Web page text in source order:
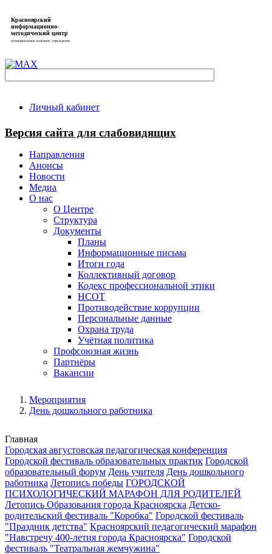
Красноярский
информационно-
методический центр
муниципальное казённое учреждение
Личный кабинет
Версия сайта для слабовидящих
Направления
Анонсы
Новости
Медиа
О нас
О Центре
Структура
Документы
Планы
Информационные письма
Итоги года
Коллективный договор
Кодекс профессиональной этики
НСОТ
Противодействие коррупции
Персональные данные
Охрана труда
Учётная политика
Профсоюзная жизнь
Партнёры
Вакансии
Мероприятия
День дошкольного работника
Главная
Городская августовская педагогическая конференция
Городской фестиваль образовательных практик Городской
образовательный форум День учителя День дошкольного
работника Летопись победы ГОРОДСКОЙ
ПСИХОЛОГИЧЕСКИЙ МАРАФОН ДЛЯ РОДИТЕЛЕЙ
Летопись Образования города Красноярска Детско-
родительский фестиваль "Коробка" Городской фестиваль
"Праздник детства" Красноярский педагогический марафон
"Навстречу 400-летия города Красноярска" Городской
фестиваль "Театральная жемчужина"